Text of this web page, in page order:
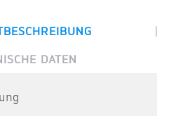
|
DATEN